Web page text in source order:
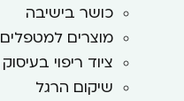
כושר בישיבה
מוצרים למטפלים
ציוד ריפוי בעיסוק
שיקום הרגל